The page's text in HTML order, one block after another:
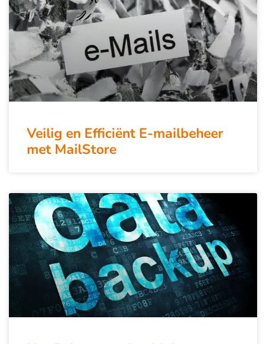
Veilig en Efficiënt E-mailbeheer
met MailStore